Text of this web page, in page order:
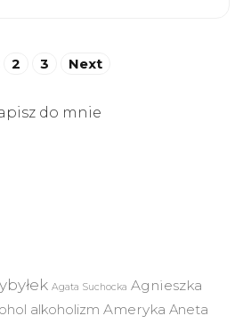
2 3 Next
do mnie
Agata Suchocka Agnieszka
alkoholizm Ameryka Aneta